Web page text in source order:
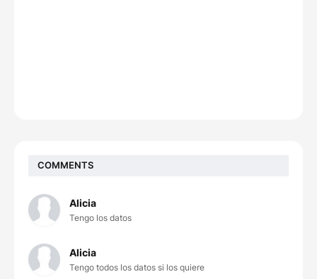
COMMENTS
Alicia
Tengo los datos
Alicia
Tengo todos los datos si los quiere